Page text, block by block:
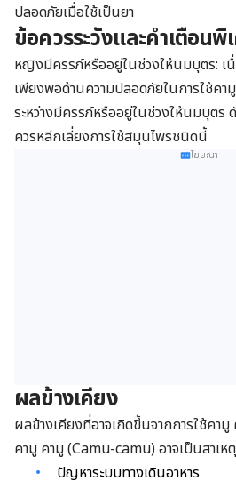
ปลอดภัยเมื่อใช้เป็นยา
ข้อควรระวังและคำเตือนพิ
หญิงมีครรภ์หรืออยู่ในช่วงให้นมบุตร: เ
เพียงพอด้านความปลอดภัยในการใช้ค
ระหว่างมีครรภ์หรืออยู่ในช่วงให้นมบุต
ควรหลีกเลี่ยงการใช้สมุนไพรชนิดนี้
โฆษณา
ผลข้างเคียง
ผลข้างเคียงที่อาจเกิดขึ้นจากการใช้คา
คามู คามู (Camu-camu) อาจเป็นสาเห
ปัญหาระบบทางเดินอาหาร